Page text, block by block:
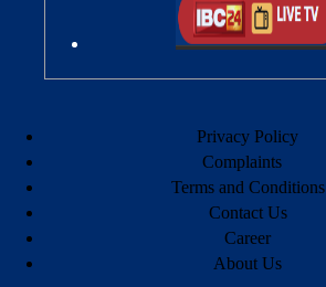
Privacy Policy
Complaints
Terms and Conditions
Contact Us
Career
About Us